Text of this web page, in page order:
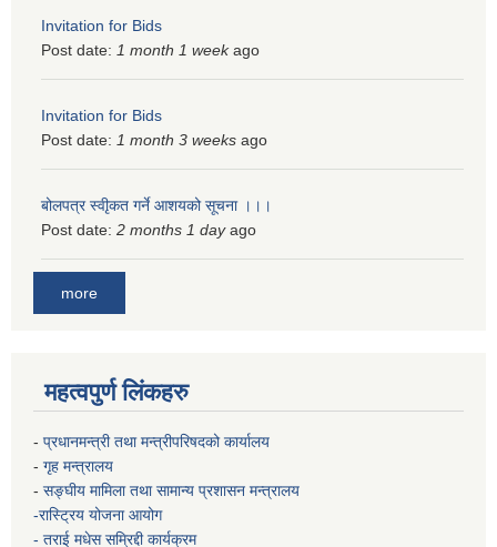
Invitation for Bids
Post date: 1 month 1 weekago
Invitation for Bids
Post date: 1 month 3 weeks ago
बोलपत्र स्वीृकत गर्ने आशयको सूचना ।।।
Post date: 2 months 1 dayago
more
महत्वपुर्ण लिंकहरु
- प्रधानमन्त्री तथा मन्त्रीपरिषदको कार्यालय
- गृह मन्त्रालय
- सङ्घीय मामिला तथा सामान्य प्रशासन मन्त्रालय
-रास्ट्रिय योजना आयोग
- तराई मधेस सम्रिद्दी कार्यक्रम